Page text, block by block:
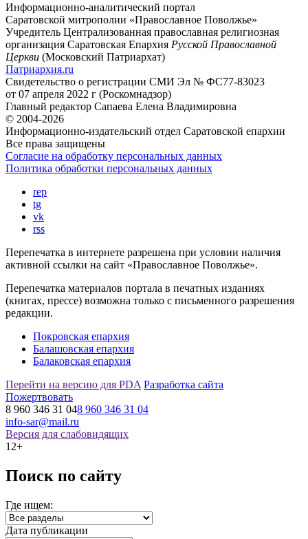
Информационно-аналитический портал
Саратовской митрополии «Православное Поволжье»
Учредитель Централизованная православная религиозная
организация Саратовская Епархия Русской Православной
Церкви (Московский Патриархат)
Патриархия.ru
Свидетельство о регистрации СМИ Эл № ФС77-83023
от 07 апреля 2022 г (Роскомнадзор)
Главный редактор Сапаева Елена Владимировна
© 2004-2026
Информационно-издательский отдел Саратовской епархии
Все права защищены
Согласие на обработку персональных данных
Политика обработки персональных данных
rep
tg
vk
rss
Перепечатка в интернете разрешена при условии наличия
активной ссылки на сайт «Православное Поволжье».
Перепечатка материалов портала в печатных изданиях
(книгах, прессе) возможна только с письменного разрешения
редакции.
Покровская епархия
Балашовская епархия
Балаковская епархия
Перейти на версию для PDA Разработка сайта
Пожертвовать
8 960 346 31 048 960 346 31 04
info-sar@mail.ru
Версия для слабовидящих
12+
Поиск по сайту
Где ищем:
Дата публикации